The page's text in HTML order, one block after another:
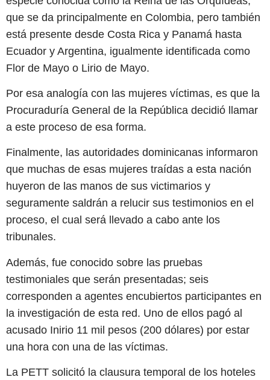
que se da principalmente en Colombia, pero también
está presente desde Costa Rica y Panamá hasta
Ecuador y Argentina, igualmente identificada como
Flor de Mayo o Lirio de Mayo.
Por esa analogía con las mujeres víctimas, es que la
Procuraduría General de la República decidió llamar
a este proceso de esa forma.
Finalmente, las autoridades dominicanas informaron
que muchas de esas mujeres traídas a esta nación
huyeron de las manos de sus victimarios y
seguramente saldrán a relucir sus testimonios en el
proceso, el cual será llevado a cabo ante los
tribunales.
Además, fue conocido sobre las pruebas
testimoniales que serán presentadas; seis
corresponden a agentes encubiertos participantes en
la investigación de esta red. Uno de ellos pagó al
acusado Inirio 11 mil pesos (200 dólares) por estar
una hora con una de las víctimas.
La PETT solicitó la clausura temporal de los hoteles